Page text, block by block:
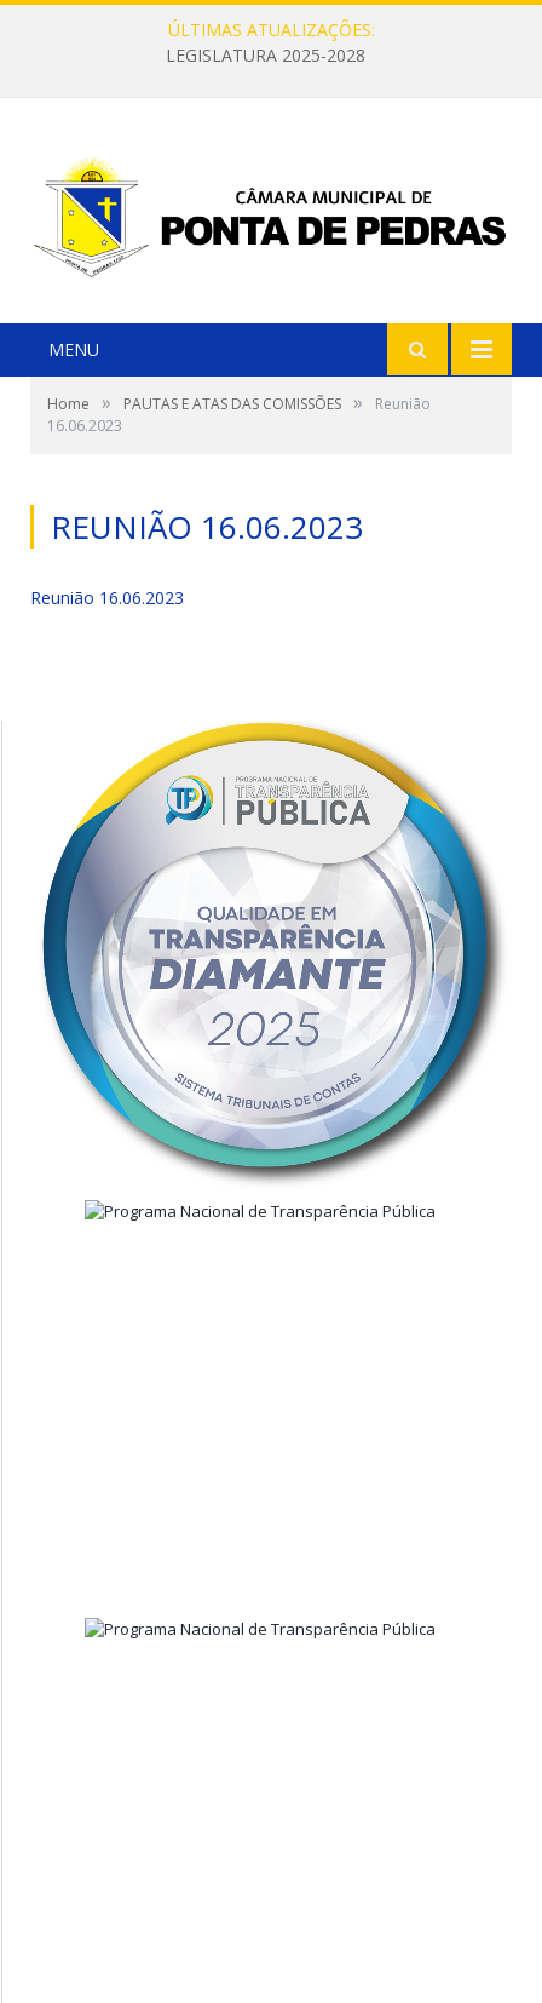
ÚLTIMAS ATUALIZAÇÕES:
LEGISLATURA 2025-2028
MENU
Home » PAUTAS E ATAS DAS COMISSÕES »
Reunião
16.06.2023
REUNIÃO 16.06.2023
Reunião 16.06.2023